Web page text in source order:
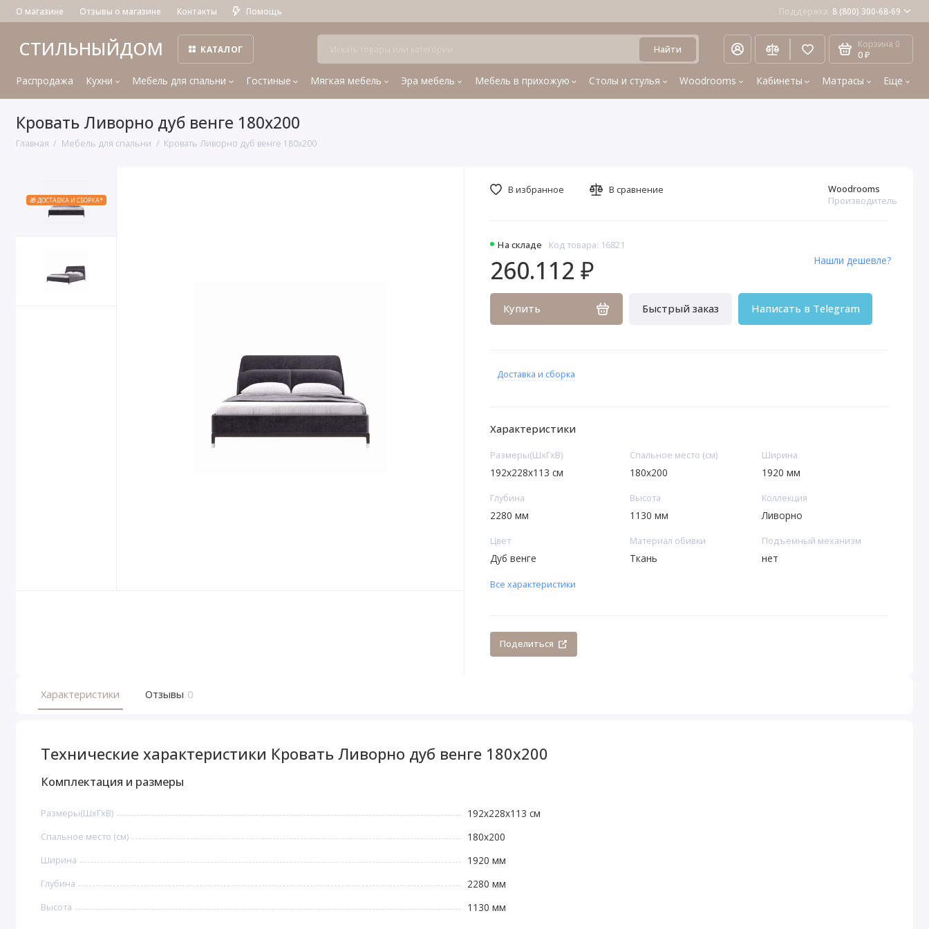
О магазине Отзывы о магазине Контакты Помощь Поддержка 8 (800) 300-68-69
СТИЛЬНЫЙДОМ КАТАЛОГ Найти Корзина 0
0 ₽
Распродажа Кухни Мебель для спальни Гостиные Мягкая мебель Эра мебель Мебель в прихожую Столы и стулья Woodrooms Кабинеты Матрасы Еще
Кровать Ливорно дуб венге 180x200
Главная Мебель для спальни Кровать Ливорно дуб венге 180x200
🎁 ДОСТАВКА И СБОРКА*
На складе Код товара: 16821
Woodrooms
Производитель
260.112 ₽
Купить Быстрый заказ Написать в Telegram
Нашли дешевле?
В избранное В сравнение
Доставка и сборка
Характеристики
Размеры(ШxГxВ)
192х228х113 см
Спальное место (см)
180х200
Ширина
1920 мм
Глубина
2280 мм
Высота
1130 мм
Коллекция
Ливорно
Цвет
Дуб венге
Материал обивки
Ткань
Подъемный механизм
нет
Все характеристики
Поделиться
Характеристики Отзывы 0
Технические характеристики Кровать Ливорно дуб венге 180x200
Комплектация и размеры
Размеры(ШxГxВ) 192х228х113 см
Спальное место (см) 180х200
Ширина 1920 мм
Глубина 2280 мм
Высота 1130 мм